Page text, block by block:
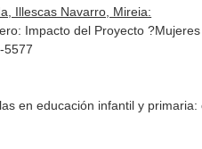
Illescas Navarro, Mireia:
Impacto del Proyecto
5577
en educación infantil y